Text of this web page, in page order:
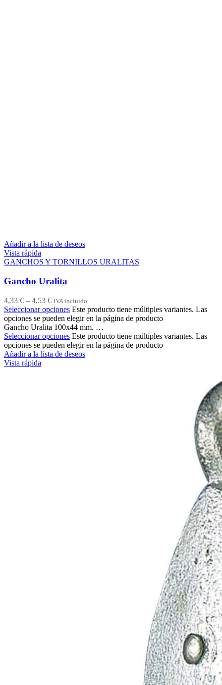
Añadir a la lista de deseos
Vista rápida
GANCHOS Y TORNILLOS URALITAS
Gancho Uralita
4,33 € – 4,53 € IVA incluido
Seleccionar opciones Este producto tiene múltiples variantes. Las
opciones se pueden elegir en la página de producto
Gancho Uralita 100x44 mm. …
Seleccionar opciones Este producto tiene múltiples variantes. Las
opciones se pueden elegir en la página de producto
Añadir a la lista de deseos
Vista rápida